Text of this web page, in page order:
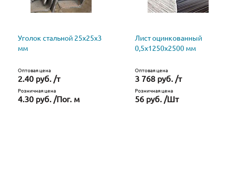
Уголок стальной 25х25х3
мм
Оптовая цена
2.40 руб. /т
Розничная цена
4.30 руб. /Пог. м
Лист оцинкованный
0,5х1250х2500 мм
Оптовая цена
3 768 руб. /т
Розничная цена
56 руб. /Шт